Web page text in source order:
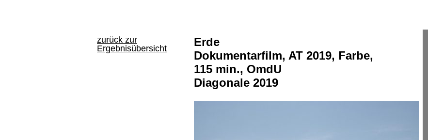
zurück zur
Ergebnisübersicht
Erde
Dokumentarfilm, AT 2019, Farbe,
115 min., OmdU
Diagonale 2019